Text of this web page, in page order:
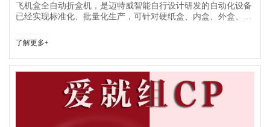
飞机盒全自动折盒机，是迈特威智能自行设计研发的自动化设备
已经实现标准化、批量化生产，可针对硬纸盒、内盒、外盒、飞
际需求，适用于食品、水果、烟草、路由、手机、电子配件、汽
车配件等多个不同领域的纸盒包装。
了解更多+